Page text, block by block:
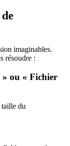
imaginables.
résoudre :
» ou « Fichier
du